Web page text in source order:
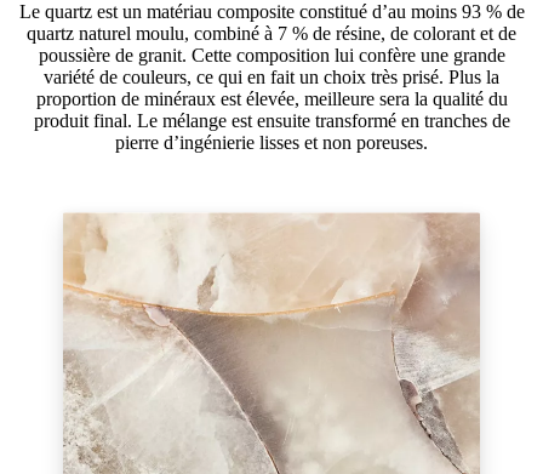
Le quartz est un matériau composite constitué d’au moins 93 % de
quartz naturel moulu, combiné à 7 % de résine, de colorant et de
poussière de granit. Cette composition lui confère une grande
variété de couleurs, ce qui en fait un choix très prisé. Plus la
proportion de minéraux est élevée, meilleure sera la qualité du
produit final. Le mélange est ensuite transformé en tranches de
pierre d’ingénierie lisses et non poreuses.